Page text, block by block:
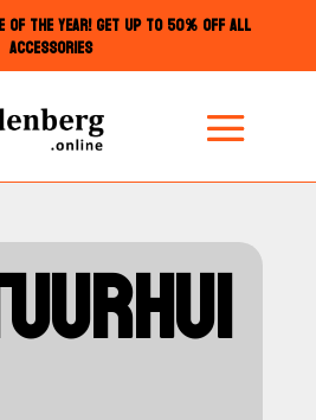
OF THE YEAR! GET UP TO 50% OFF ALL
ACCESSORIES